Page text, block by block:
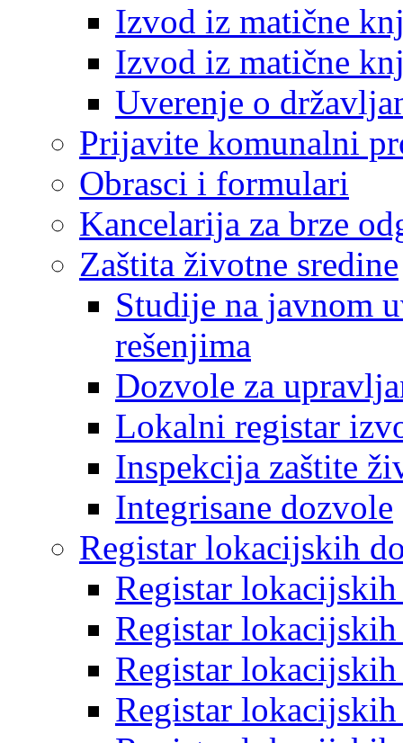
Izvod iz matične
Izvod iz matične
Uverenje o
Prijavite komunalni
Obrasci i formulari
Kancelarija za brze
Zaštita životne sredine
Studije na javnom
rešenjima
Dozvole za
Lokalni registar
Inspekcija zaštite
Integrisane dozvole
Registar lokacijskih
Registar
Registar
Registar
Registar